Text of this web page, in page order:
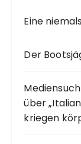
Eine
Der
über
kriegen